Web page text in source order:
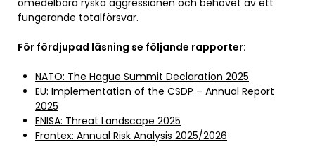
omedelbara ryska aggressionen och behovet av ett
fungerande totalförsvar.
För fördjupad läsning se följande rapporter:
NATO: The Hague Summit Declaration 2025
EU: Implementation of the CSDP – Annual Report
2025
ENISA: Threat Landscape 2025
Frontex: Annual Risk Analysis 2025/2026